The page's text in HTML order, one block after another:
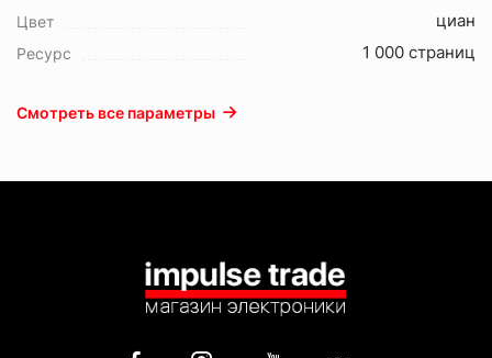
Цвет циан
Ресурс 1 000 страниц
Смотреть все параметры